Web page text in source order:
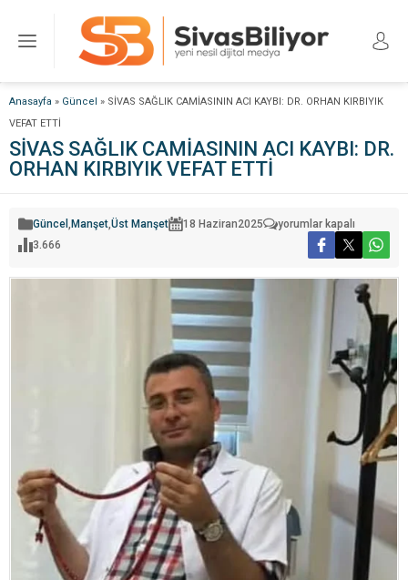
Anasayfa » Güncel » SİVAS SAĞLIK CAMİASININ ACI KAYBI: DR. ORHAN KIRBIYIK
VEFAT ETTİ
SİVAS SAĞLIK CAMİASININ ACI KAYBI: DR.
ORHAN KIRBIYIK VEFAT ETTİ
Güncel , Manşet,Üst Manşet 18 Haziran2025
SİVAS
SAĞLIK
CAMİASININ
KAYBI:
yorumlar kapalı
3.666